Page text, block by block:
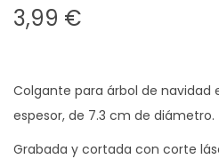
3,99 €
Colgante para árbol de navidad
espesor, de 7.3 cm de diámetro.
Grabada y cortada con corte